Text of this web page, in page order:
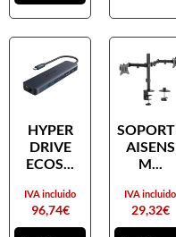
HYPER
DRIVE
ECOS...
96,74€
IVA incluido
AISENS
M...
29,32€
IVA incluido